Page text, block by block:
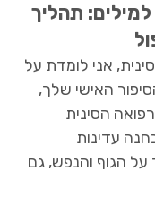
תהליך
אני לומדת על
האישי שלך,
הסינית
עדינות
הגוף והנפש, גם